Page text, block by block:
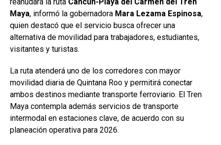
Maya, informó la gobernadora Mara Lezama Espinosa,
quien destacó que el servicio busca ofrecer una
alternativa de movilidad para trabajadores, estudiantes,
visitantes y turistas.
La ruta atenderá uno de los corredores con mayor
movilidad diaria de Quintana Roo y permitirá conectar
ambos destinos mediante transporte ferroviario. El Tren
Maya contempla además servicios de transporte
intermodal en estaciones clave, de acuerdo con su
planeación operativa para 2026.